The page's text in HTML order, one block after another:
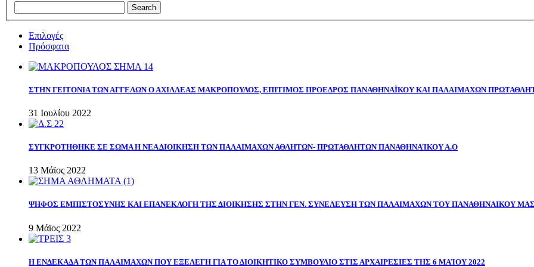
Επιλογές
Πρόσφατα
ΣΤΗΝ ΓΕΙΤΟΝΙΑ ΤΩΝ ΑΓΓΕΛΩΝ Ο ΑΧΙΛΛΕΑΣ ΜΑΚΡΟΠΟΥΛΟΣ, ΕΠΙΤΙΜΟΣ ΠΡΟΕΔΡΟΣ ΠΑΝΑΘΗΝΑΪΚΟΥ ΚΑΙ ΠΑΛΑΙΜΑΧΩΝ
31 Ιουλίου 2022
ΣΥΓΚΡΟΤΗΘΗΚΕ ΣΕ ΣΩΜΑ Η ΝΕΑ ΔΙΟΙΚΗΣΗ ΤΩΝ ΠΑΛΑΙΜΑΧΩΝ ΑΘΛΗΤΩΝ- ΠΡΩΤΑΘΛΗΤΩΝ ΠΑΝΑΘΗΝΑΊΚΟΥ Α.Ο
13 Μάϊος 2022
ΨΗΦΟΣ ΕΜΠΙΣΤΟΣΥΝΗΣ ΚΑΙ ΕΠΑΝΕΚΛΟΓΗ ΤΗΣ ΔΙΟΙΚΗΣΗΣ ΣΤΗΝ ΓΕΝ. ΣΥΝΕΛΕΥΣΗ ΤΩΝ ΠΑΛΑΙΜΑΧΩΝ ΤΟΥ ΠΑΝΑΘΗΝΑΙΚΟΥ ΜΑΣ
9 Μάϊος 2022
Η ΕΝΔΕΚΑΔΑ ΤΩΝ ΠΑΛΑΙΜΑΧΩΝ ΠΟΥ ΕΞΕΛΕΓΗ ΓΙΑ ΤΟ ΔΙΟΙΚΗΤΙΚΟ ΣΥΜΒΟΥΛΙΟ ΣΤΙΣ ΑΡΧΑΙΡΕΣΙΕΣ ΤΗΣ 6 ΜΑΊΟΥ 2022